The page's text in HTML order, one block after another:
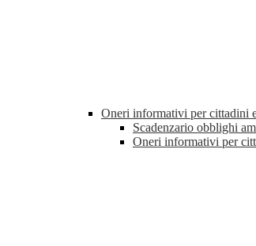
Oneri informativi per cittadini
Scadenzario obblighi
Oneri informativi per